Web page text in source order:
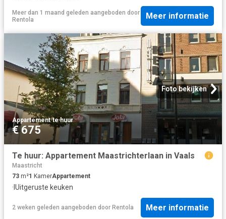
Meer dan 1 maand geleden aangeboden door
Rentola
Meer informatie
Foto bekijken
Appartement·te huur
€ 675
Te huur: Appartement Maastrichterlaan in Vaals
Maastricht
73 m²1 KamerAppartement
·IUitgeruste keuken
2 weken geleden aangeboden door Rentola Meer informatie